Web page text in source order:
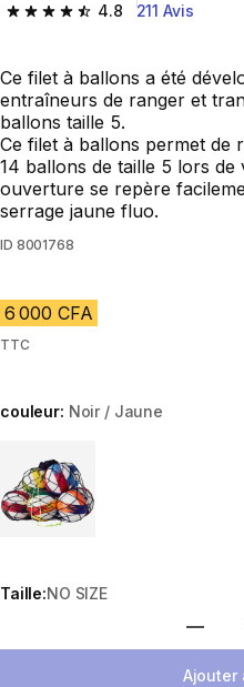
4.8
4.8 out of 5 stars from 211
211 Avis
Ce filet à ballons a été
entraîneurs de ranger et
ballons taille 5.
Ce filet à ballons permet de
14 ballons de taille 5 lors
ouverture se repère
serrage jaune fluo.
ID 8001768
6 000 CFA
TTC
couleur: Noir / Jaune
Taille:NO SIZE
Ajouter